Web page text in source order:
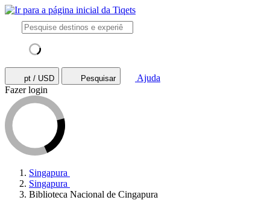
pt / USD Pesquisar
Ajuda
Fazer login
Singapura
Singapura
Biblioteca Nacional de Cingapura